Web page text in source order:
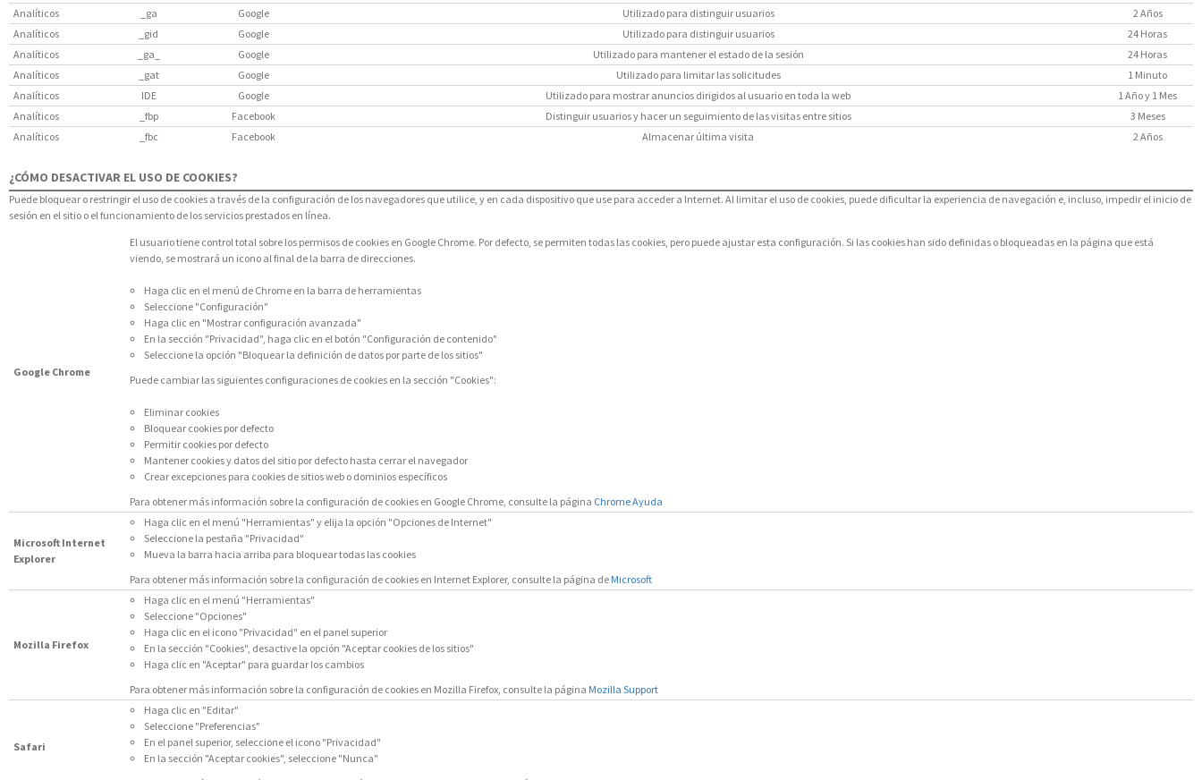
Analíticos
_ga Google Utilizado para distinguir usuarios
2 Años
Analíticos
_gid Google Utilizado para distinguir usuarios
24 Horas
Analíticos
_ga_ Google Utilizado para mantener el estado de la sesión
24 Horas
Analíticos
_gat Google Utilizado para limitar las solicitudes
1 Minuto
Analíticos
IDE Google Utilizado para mostrar anuncios dirigidos al usuario en toda la web
1 Año y 1 Mes
Analíticos
_fbp Facebook Distinguir usuarios y hacer un seguimiento de las visitas entre sitios
3 Meses
Analíticos
_fbc Facebook Almacenar última visita 2 Años
¿CÓMO DESACTIVAR EL USO DE COOKIES?
Puede bloquear o restringir el uso de cookies a través de la configuración de los navegadores que utilice, y en cada dispositivo que use para acceder a Internet. Al limitar el uso de cookies, puede dificultar la experiencia de navegación e, incluso, impedir el inicio de
sesión en el sitio o el funcionamiento de los servicios prestados en línea.
Google Chrome
El usuario tiene control total sobre los permisos de cookies en Google Chrome. Por defecto, se permiten todas las cookies, pero puede ajustar esta configuración. Si las cookies han sido definidas o bloqueadas en la página que está
viendo, se mostrará un icono al final de la barra de direcciones.
Haga clic en el menú de Chrome en la barra de herramientas
Seleccione "Configuración"
Haga clic en "Mostrar configuración avanzada"
En la sección "Privacidad", haga clic en el botón "Configuración de contenido"
Seleccione la opción "Bloquear la definición de datos por parte de los sitios"
Puede cambiar las siguientes configuraciones de cookies en la sección "Cookies":
Eliminar cookies
Bloquear cookies por defecto
Permitir cookies por defecto
Mantener cookies y datos del sitio por defecto hasta cerrar el navegador
Crear excepciones para cookies de sitios web o dominios específicos
Para obtener más información sobre la configuración de cookies en Google Chrome, consulte la página Chrome Ayuda
Microsoft Internet
Explorer
Haga clic en el menú "Herramientas" y elija la opción "Opciones de Internet"
Seleccione la pestaña "Privacidad"
Mueva la barra hacia arriba para bloquear todas las cookies
Para obtener más información sobre la configuración de cookies en Internet Explorer, consulte la página de Microsoft
Mozilla Firefox
Haga clic en el menú "Herramientas"
Seleccione "Opciones"
Haga clic en el icono "Privacidad" en el panel superior
En la sección "Cookies", desactive la opción "Aceptar cookies de los sitios"
Haga clic en "Aceptar" para guardar los cambios
Para obtener más información sobre la configuración de cookies en Mozilla Firefox, consulte la página Mozilla Support
Safari
Haga clic en "Editar"
Seleccione "Preferencias"
En el panel superior, seleccione el icono "Privacidad"
En la sección "Aceptar cookies", seleccione "Nunca"